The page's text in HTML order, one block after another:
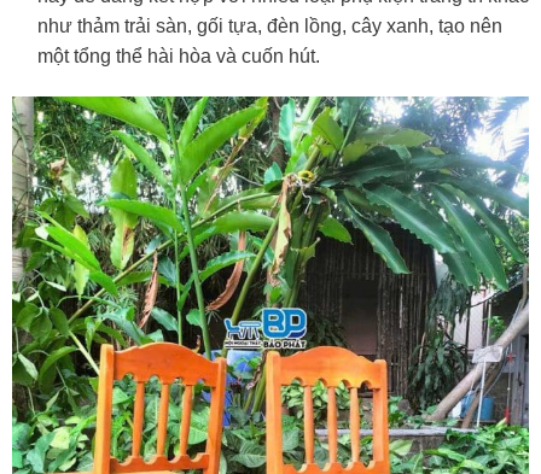
như thảm trải sàn, gối tựa, đèn lồng, cây xanh, tạo nên
một tổng thể hài hòa và cuốn hút.